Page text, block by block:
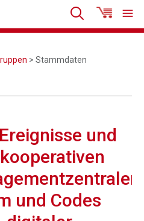
> Stammdaten
und
und Codes